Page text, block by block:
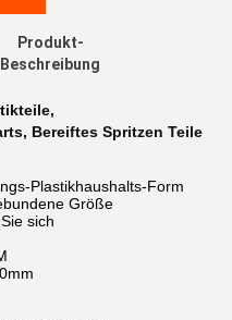
Produkt-
Beschreibung
,
, Bereiftes Spritzen Teile
Plastikhaushalts-Form
Größe
sich